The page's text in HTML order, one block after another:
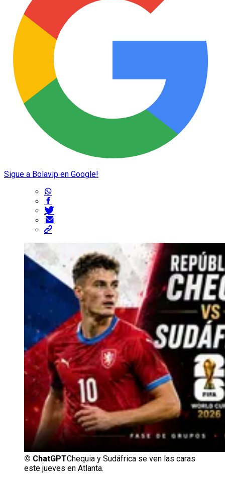
Sigue a Bolavip en Google!
© ChatGPTChequia y Sudáfrica se ven las caras
este jueves en Atlanta.